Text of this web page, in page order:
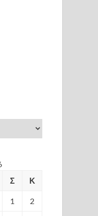
Σ Κ
1 2